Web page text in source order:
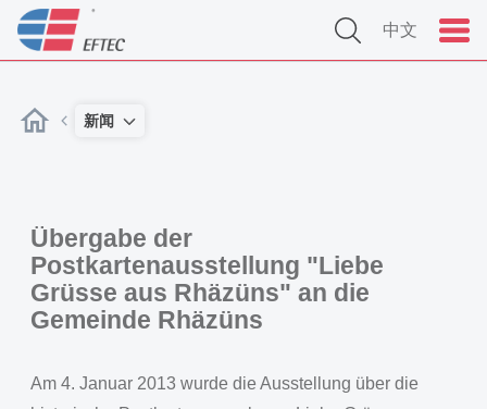
中文
新闻
Übergabe der
Postkartenausstellung "Liebe
Grüsse aus Rhäzüns" an die
Gemeinde Rhäzüns
Am 4. Januar 2013 wurde die Ausstellung über die